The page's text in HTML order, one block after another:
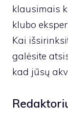
klausimais
klubo
Kai
galėsite
kad jūsų